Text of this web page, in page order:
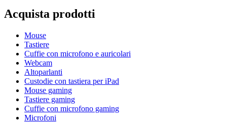
Acquista prodotti
Mouse
Tastiere
Cuffie con microfono e auricolari
Webcam
Altoparlanti
Custodie con tastiera per iPad
Mouse gaming
Tastiere gaming
Cuffie con microfono gaming
Microfoni